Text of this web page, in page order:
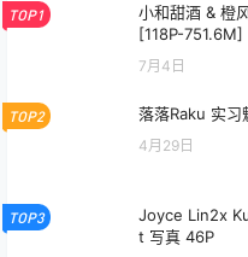
TOP1
小和甜酒 & 橙
[118P-751.6M]
7月4日
TOP2 落落Raku 实
4月29日
TOP3
Joyce Lin2x
t 写真 46P